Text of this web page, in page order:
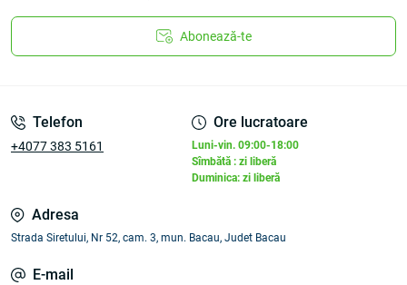
Abonează-te
Telefon
+4077 383 5161
Ore lucratoare
Luni-vin. 09:00-18:00
Sîmbătă : zi liberă
Duminica: zi liberă
Adresa
Strada Siretului, Nr 52, cam. 3, mun. Bacau, Judet Bacau
E-mail